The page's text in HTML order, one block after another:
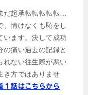
だ起承転転転転転…
、情けなくも恥をし
います。決して成功
の痛い過去の記録と
れない往生際が悪い
き方ではありませ
１話はこちらから